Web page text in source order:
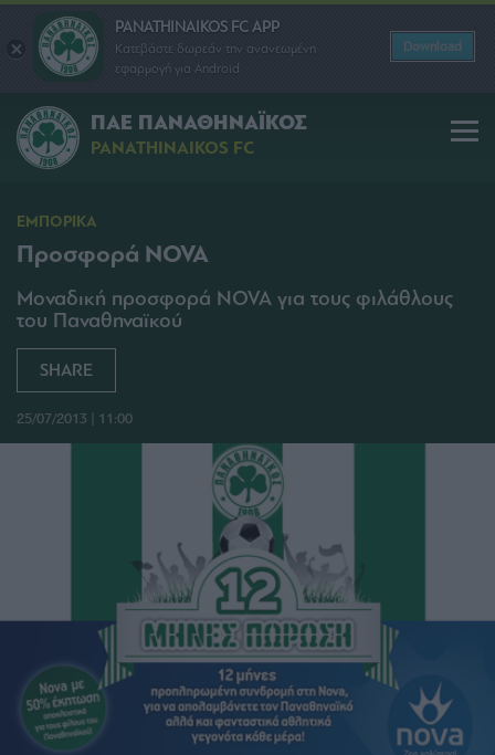
PANATHINAIKOS FC APP
Κατεβάστε δωρεάν την ανανεωμένη
εφαρμογή για Android
Download
ΠΑΕ ΠΑΝΑΘΗΝΑΪΚΟΣ
PANATHINAIKOS FC
ΕΜΠΟΡΙΚΑ
Προσφορά NOVA
Μοναδική προσφορά NOVA για τους φιλάθλους
του Παναθηναϊκού
SHARE
25/07/2013 | 11:00